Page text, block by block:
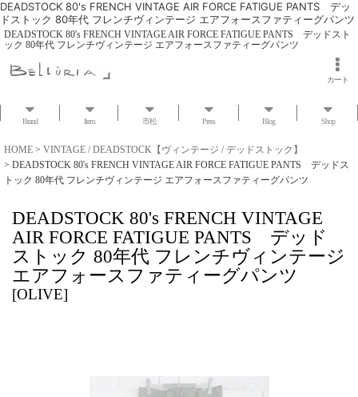
DEADSTOCK 80's FRENCH VINTAGE AIR FORCE FATIGUE PANTS デッ
ドストック 80年代 フレンチヴィンテージ エアフォースファティーグパンツ
DEADSTOCK 80's FRENCH VINTAGE AIR FORCE FATIGUE PANTS デッドスト
ック 80年代 フレンチヴィンテージ エアフォースファティーグパンツ
カート
Brand Item 市松 Press Blog Shop
HOME > VINTAGE / DEADSTOCK【ヴィンテージ / デッドストック】
> DEADSTOCK 80's FRENCH VINTAGE AIR FORCE FATIGUE PANTS デッドス
トック 80年代 フレンチヴィンテージ エアフォースファティーグパンツ
DEADSTOCK 80's FRENCH VINTAGE
AIR FORCE FATIGUE PANTS デッド
ストック 80年代 フレンチヴィンテージ
エアフォースファティーグパンツ
[OLIVE]